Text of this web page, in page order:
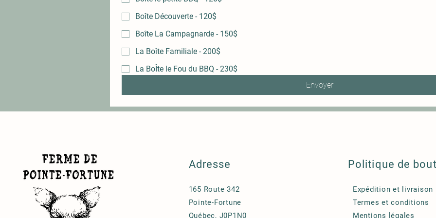
Boîte Découverte - 120$
Boîte La Campagnarde - 150$
La Boîte Familiale - 200$
La BoÎte le Fou du BBQ - 230$
Envoyer
Adresse
165 Route 342
Pointe-Fortune
Québec, J0P1N0
Politique de
Expédition et livraison
Termes et conditions
Mentions légales